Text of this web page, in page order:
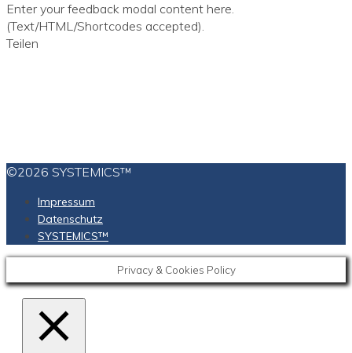
Enter your feedback modal content here.
(Text/HTML/Shortcodes accepted).
Teilen
©2026 SYSTEMICS™
Impressum
Datenschutz
SYSTEMICS™
Privacy & Cookies Policy